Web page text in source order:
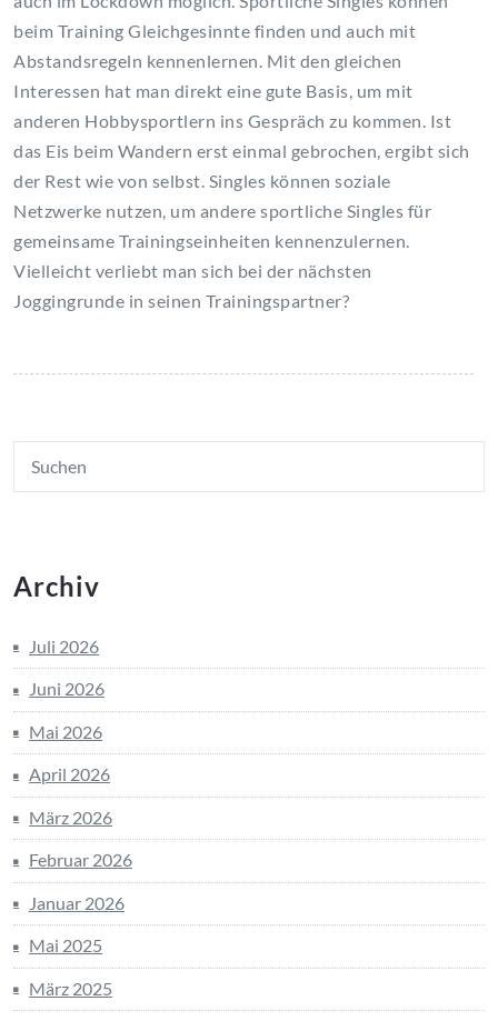
beim Training Gleichgesinnte finden und auch mit
Abstandsregeln kennenlernen. Mit den gleichen
Interessen hat man direkt eine gute Basis, um mit
anderen Hobbysportlern ins Gespräch zu kommen. Ist
das Eis beim Wandern erst einmal gebrochen, ergibt sich
der Rest wie von selbst. Singles können soziale
Netzwerke nutzen, um andere sportliche Singles für
gemeinsame Trainingseinheiten kennenzulernen.
Vielleicht verliebt man sich bei der nächsten
Joggingrunde in seinen Trainingspartner?
Archiv
Juli 2026
Juni 2026
Mai 2026
April 2026
März 2026
Februar 2026
Januar 2026
Mai 2025
März 2025